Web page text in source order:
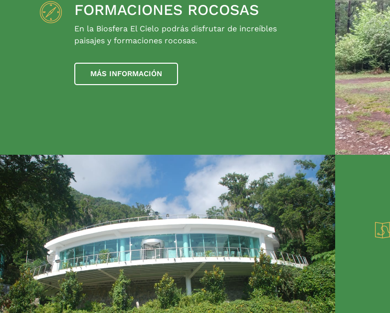
FORMACIONES ROCOSAS
En la Biosfera El Cielo podrás disfrutar de increíbles
paisajes y formaciones rocosas.
MÁS INFORMACIÓN